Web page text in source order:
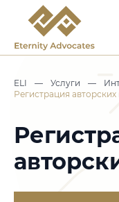
ELI — Услуги —
Регистрация авторских